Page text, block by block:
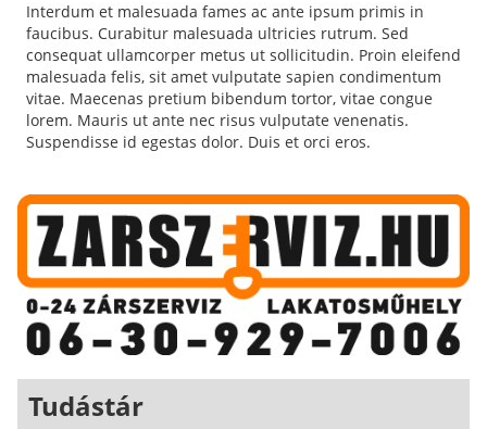
Interdum et malesuada fames ac ante ipsum primis in
faucibus. Curabitur malesuada ultricies rutrum. Sed
consequat ullamcorper metus ut sollicitudin. Proin eleifend
malesuada felis, sit amet vulputate sapien condimentum
vitae. Maecenas pretium bibendum tortor, vitae congue
lorem. Mauris ut ante nec risus vulputate venenatis.
Suspendisse id egestas dolor. Duis et orci eros.
Tudástár